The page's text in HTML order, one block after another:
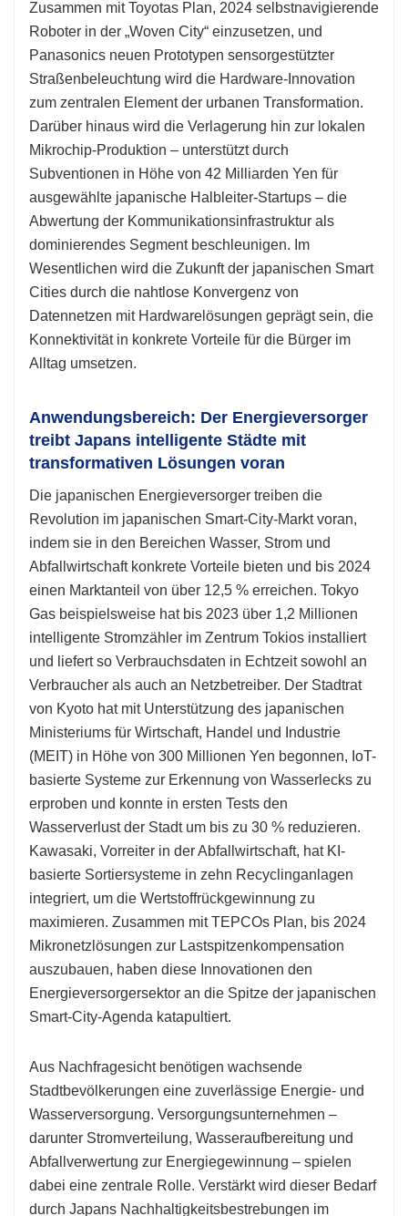
Zusammen mit Toyotas Plan, 2024 selbstnavigierende
Roboter in der „Woven City“ einzusetzen, und
Panasonics neuen Prototypen sensorgestützter
Straßenbeleuchtung wird die Hardware-Innovation
zum zentralen Element der urbanen Transformation.
Darüber hinaus wird die Verlagerung hin zur lokalen
Mikrochip-Produktion – unterstützt durch
Subventionen in Höhe von 42 Milliarden Yen für
ausgewählte japanische Halbleiter-Startups – die
Abwertung der Kommunikationsinfrastruktur als
dominierendes Segment beschleunigen. Im
Wesentlichen wird die Zukunft der japanischen Smart
Cities durch die nahtlose Konvergenz von
Datennetzen mit Hardwarelösungen geprägt sein, die
Konnektivität in konkrete Vorteile für die Bürger im
Alltag umsetzen.
Anwendungsbereich: Der Energieversorger
treibt Japans intelligente Städte mit
transformativen Lösungen voran
Die japanischen Energieversorger treiben die
Revolution im japanischen Smart-City-Markt voran,
indem sie in den Bereichen Wasser, Strom und
Abfallwirtschaft konkrete Vorteile bieten und bis 2024
einen Marktanteil von über 12,5 % erreichen. Tokyo
Gas beispielsweise hat bis 2023 über 1,2 Millionen
intelligente Stromzähler im Zentrum Tokios installiert
und liefert so Verbrauchsdaten in Echtzeit sowohl an
Verbraucher als auch an Netzbetreiber. Der Stadtrat
von Kyoto hat mit Unterstützung des japanischen
Ministeriums für Wirtschaft, Handel und Industrie
(MEIT) in Höhe von 300 Millionen Yen begonnen, IoT-
basierte Systeme zur Erkennung von Wasserlecks zu
erproben und konnte in ersten Tests den
Wasserverlust der Stadt um bis zu 30 % reduzieren.
Kawasaki, Vorreiter in der Abfallwirtschaft, hat KI-
basierte Sortiersysteme in zehn Recyclinganlagen
integriert, um die Wertstoffrückgewinnung zu
maximieren. Zusammen mit TEPCOs Plan, bis 2024
Mikronetzlösungen zur Lastspitzenkompensation
auszubauen, haben diese Innovationen den
Energieversorgersektor an die Spitze der japanischen
Smart-City-Agenda katapultiert.
Aus Nachfragesicht benötigen wachsende
Stadtbevölkerungen eine zuverlässige Energie- und
Wasserversorgung. Versorgungsunternehmen –
darunter Stromverteilung, Wasseraufbereitung und
Abfallverwertung zur Energiegewinnung – spielen
dabei eine zentrale Rolle. Verstärkt wird dieser Bedarf
durch Japans Nachhaltigkeitsbestrebungen im